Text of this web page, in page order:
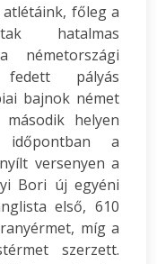
főleg a
hatalmas
németországi
fedett pályás
bajnok német
helyen
időpontban a
versenyen a
Bori új egyéni
első, 610
míg a
szerzett.